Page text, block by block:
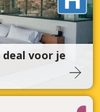
deal voor je